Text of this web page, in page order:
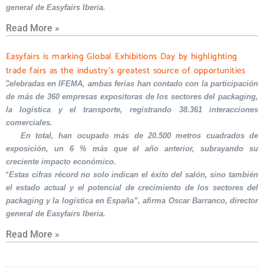
general de Easyfairs Iberia.
Read More »
Easyfairs is marking Global Exhibitions Day by highlighting
trade fairs as the industry’s greatest source of opportunities
Celebradas en IFEMA, ambas ferias han contado con la participación
de más de 360 empresas expositoras de los sectores del packaging,
la logística y el transporte, registrando 38.361 interacciones
comerciales.
En total, han ocupado más de 20.500 metros cuadrados de
exposición, un 6 % más que el año anterior, subrayando su
creciente impacto económico.
“Estas cifras récord no solo indican el éxito del salón, sino también
el estado actual y el potencial de crecimiento de los sectores del
packaging y la logística en España”, afirma Oscar Barranco, director
general de Easyfairs Iberia.
Read More »